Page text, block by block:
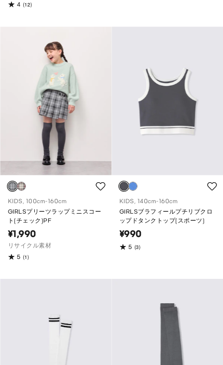
4 (12)
KIDS, 100cm-160cm
GIRLSプリーツラップミニスコー
ト(チェック)PF
¥1,990
リサイクル素材
5 (1)
KIDS, 140cm-160cm
GIRLSブラフィールプチリブクロ
ップドタンクトップ(スポーツ)
¥990
5 (3)